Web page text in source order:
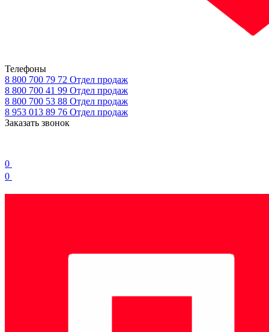
Телефоны
8 800 700 79 72 Отдел продаж
8 800 700 41 99 Отдел продаж
8 800 700 53 88 Отдел продаж
8 953 013 89 76 Отдел продаж
Заказать звонок
0
0